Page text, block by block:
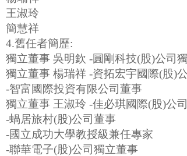
王淑玲
簡慧祥
4.舊任者簡歷:
獨立董事 吳明欽 -圓剛科技(股)公司
獨立董事 楊瑞祥 -資拓宏宇國際(股)
-智富國際投資有限公司董事
獨立董事 王淑玲 -佳必琪國際(股)公
-蝸居旅村(股)公司董事
-國立成功大學教授級兼任專家
-聯華電子(股)公司獨立董事